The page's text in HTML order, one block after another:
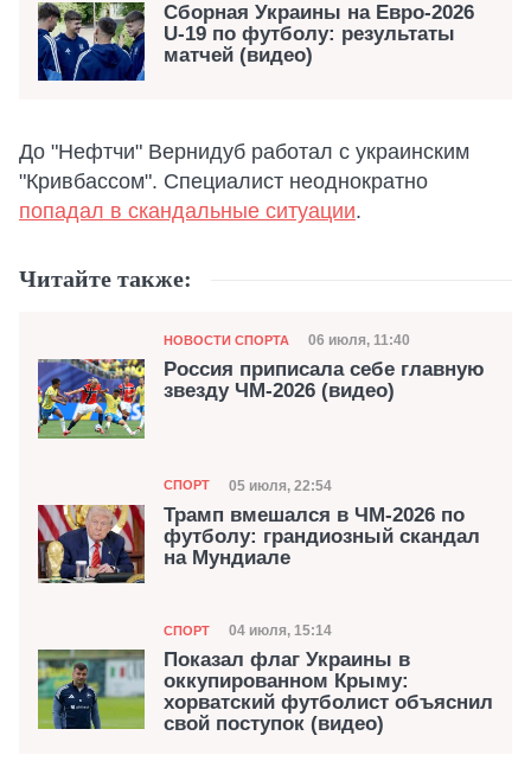
Сборная Украины на Евро-2026
U-19 по футболу: результаты
матчей (видео)
До "Нефтчи" Вернидуб работал с украинским
"Кривбассом". Специалист неоднократно
попадал в скандальные ситуации.
Читайте также:
Категория
НОВОСТИ СПОРТА Дата публикации
06 июля, 11:40
Рoссия приписала себе главную
звезду ЧМ-2026 (видео)
Категория
СПОРТ Дата публикации
05 июля, 22:54
Трамп вмешался в ЧМ-2026 по
футболу: грандиозный скандал
на Мундиале
Категория
СПОРТ Дата публикации
04 июля, 15:14
Показал флаг Украины в
оккупированном Крыму:
хорватский футболист объяснил
свой поступок (видео)